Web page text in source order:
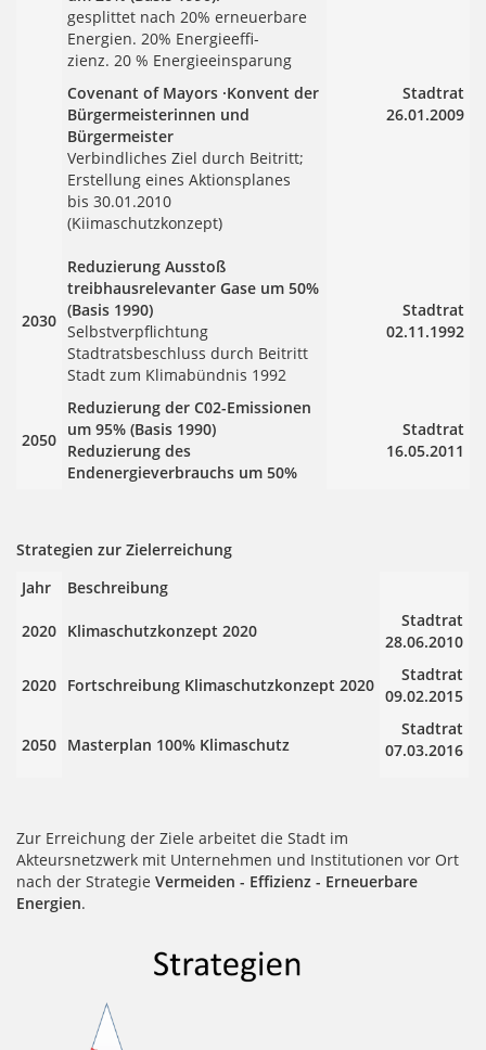
gesplittet nach 20% erneuerbare
Energien. 20% Energieeffi-
zienz. 20 % Energieeinsparung
Covenant of Mayors ·Konvent der
Bürgermeisterinnen und
Bürgermeister
Verbindliches Ziel durch Beitritt;
Erstellung eines Aktionsplanes
bis 30.01.2010
(Kiimaschutzkonzept)
Stadtrat
26.01.2009
2030
Reduzierung Ausstoß
treibhausrelevanter Gase um 50%
(Basis 1990)
Selbstverpflichtung
Stadtratsbeschluss durch Beitritt
Stadt zum Klimabündnis 1992
Stadtrat
02.11.1992
2050
Reduzierung der C02-Emissionen
um 95% (Basis 1990)
Reduzierung des
Endenergieverbrauchs um 50%
Stadtrat
16.05.2011
Strategien zur Zielerreichung
Jahr
Beschreibung
2020 Klimaschutzkonzept 2020
Stadtrat
28.06.2010
2020 Fortschreibung Klimaschutzkonzept 2020
Stadtrat
09.02.2015
2050 Masterplan 100% Klimaschutz
Stadtrat
07.03.2016
Zur Erreichung der Ziele arbeitet die Stadt im
Akteursnetzwerk mit Unternehmen und Institutionen vor Ort
nach der Strategie Vermeiden - Effizienz - Erneuerbare
Energien.​